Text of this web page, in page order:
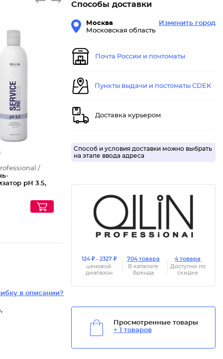
/
рН 3.5,
в описании?
Способы доставки
Москва
Московская область
Изменить город
Почта России и почтоматы
Пункты выдачи и постоматы CDEK
Доставка курьером
Способ и условия доставки можно выбрать
на этапе ввода адреса
124 ₽ - 2327 ₽
ценовой
диапазон
704 товара
В каталоге
бренда
4 товара
Доступно по
скидке
Просмотренные товары
+ 1 товаров